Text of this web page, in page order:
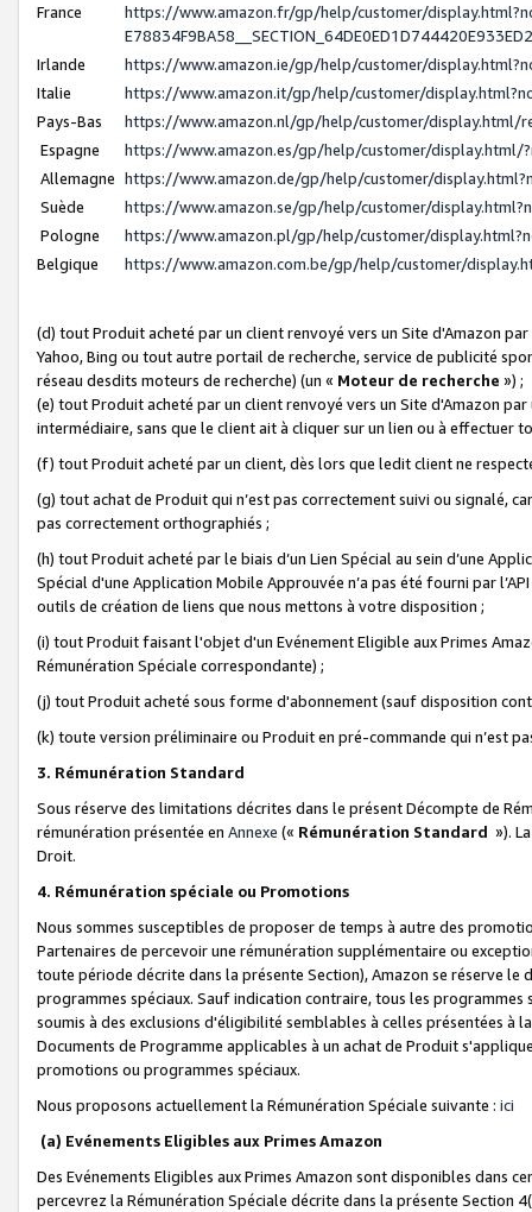
France
https://www.amazon.fr/gp/help/customer/
Irlande
https://www.amazon.ie/gp/help/customer/
Italie
https://www.amazon.it/gp/help/customer/
Pays-Bas
https://www.amazon.nl/gp/help/customer/display.html/
Espagne
https://www.amazon.es/gp/help/customer/display.html/
Allemagne https://www.amazon.de/gp/help/customer/
Suède
https://www.amazon.se/gp/help/customer/
Pologne
https://www.amazon.pl/gp/help/customer/
Belgique
https://www.amazon.com.be/gp/help/customer/
(d) tout Produit acheté par un client renvoyé vers un Site d'Amazon
Yahoo, Bing ou tout autre portail de recherche, service de publicité
réseau desdits moteurs de recherche) (un « Moteur de recherche ») ;
(e) tout Produit acheté par un client renvoyé vers un Site d'Amazon
intermédiaire, sans que le client ait à cliquer sur un lien ou à
(f) tout Produit acheté par un client, dès lors que ledit client ne
(g) tout achat de Produit qui n’est pas correctement suivi ou signalé,
pas correctement orthographiés ;
(h) tout Produit acheté par le biais d’un Lien Spécial au sein d’une
Spécial d'une Application Mobile Approuvée n’a pas été fourni par
outils de création de liens que nous mettons à votre disposition ;
(i) tout Produit faisant l'objet d'un Evénement Eligible aux Primes
Rémunération Spéciale correspondante) ;
(j) tout Produit acheté sous forme d'abonnement (sauf disposition
(k) toute version préliminaire ou Produit en pré-commande qui n’est
3. Rémunération Standard
Sous réserve des limitations décrites dans le présent Décompte de
rémunération présentée en Annexe (« Rémunération Standard »).
Droit.
4. Rémunération spéciale ou Promotions
Nous sommes susceptibles de proposer de temps à autre des
Partenaires de percevoir une rémunération supplémentaire ou
toute période décrite dans la présente Section), Amazon se réserve
programmes spéciaux. Sauf indication contraire, tous les
soumis à des exclusions d'éligibilité semblables à celles présentées à
Documents de Programme applicables à un achat de Produit
promotions ou programmes spéciaux.
Nous proposons actuellement la Rémunération Spéciale suivante : ici
(a) Evénements Eligibles aux Primes Amazon
Des Evénements Eligibles aux Primes Amazon sont disponibles dans
percevrez la Rémunération Spéciale décrite dans la présente Section